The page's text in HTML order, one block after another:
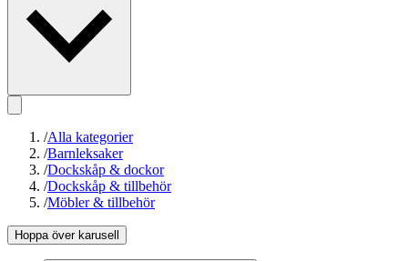
/Alla kategorier
/Barnleksaker
/Dockskåp & dockor
/Dockskåp & tillbehör
/Möbler & tillbehör
Hoppa över karusell